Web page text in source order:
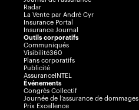
Radar
La Vente par André Cyr
Insurance Portal
Insurance Journal
Outils corporatifs
Communiqués
Visibilité360
Plans corporatifs
Publicité
AssuranceINTEL
Événements
Congrès Collectif
Journée de l’assurance de dommages
Prix Excellence